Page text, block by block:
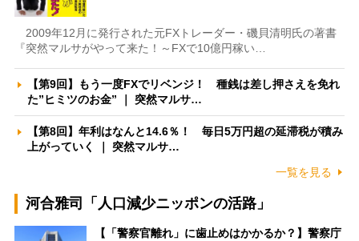
2009年12月に発行された元FXトレーダー・磯貝清明氏の著書
『突然マルサがやって来た！～FXで10億円稼い…
【第9回】もう一度FXでリベンジ！ 種銭は差し押さえを免れ
た”ヒミツのお金” ｜ 突然マルサ…
【第8回】年利はなんと14.6％！ 毎日5万円超の延滞税が積み
上がっていく ｜ 突然マルサ…
一覧を見る
河合雅司「人口減少ニッポンの活路」
【「警察官離れ」に歯止めはかかるか？】警察庁